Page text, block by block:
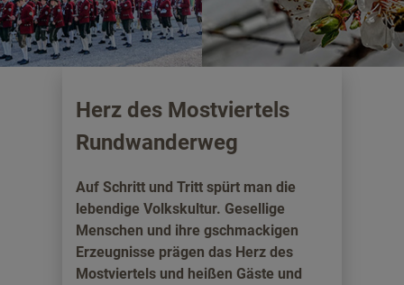
Herz des Mostviertels
Rundwanderweg
Auf Schritt und Tritt spürt man die
lebendige Volkskultur. Gesellige
Menschen und ihre gschmackigen
Erzeugnisse prägen das Herz des
Mostviertels und heißen Gäste und